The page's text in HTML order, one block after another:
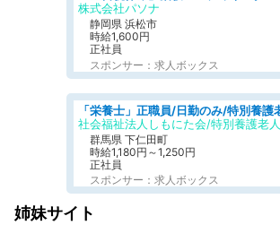
株式会社パソナ
静岡県 浜松市
時給1,600円
正社員
スポンサー：求人ボックス
群馬県 下仁田町
時給1,180円～1,250円
正社員
スポンサー：求人ボックス
姉妹サイト